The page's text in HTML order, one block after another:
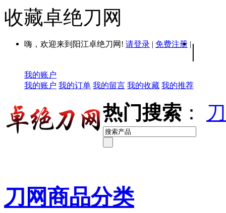
收藏卓绝刀网
嗨，欢迎来到阳江卓绝刀网! 请登录 | 免费注册 | |
我的账户
我的账户 我的订单 我的留言 我的收藏 我的推荐
热门搜索 ：
刀网商品分类